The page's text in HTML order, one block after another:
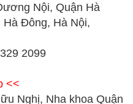
Nội, Quận Hà
Đông, Hà Nội,
2099
<<
Nghị, Nha khoa Quận